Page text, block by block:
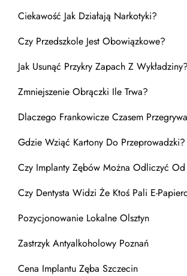
Ciekawość Jak Działają Narkotyki?
Czy Przedszkole Jest Obowiązkowe?
Jak Usunąć Przykry Zapach Z Wykładziny?
Zmniejszenie Obrączki Ile Trwa?
Dlaczego Frankowicze Czasem
Gdzie Wziąć Kartony Do Przeprowadzki?
Czy Implanty Zębów Można Odliczyć
Czy Dentysta Widzi Że Ktoś Pali E-
Pozycjonowanie Lokalne Olsztyn
Zastrzyk Antyalkoholowy Poznań
Cena Implantu Zęba Szczecin